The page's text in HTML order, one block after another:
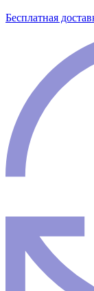
Бесплатная